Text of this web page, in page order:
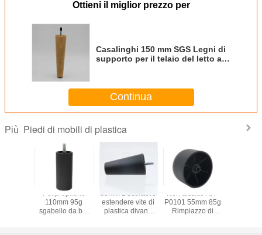
Ottieni il miglior prezzo per
Casalinghi 150 mm SGS Legni di
supporto per il telaio del letto a
Continua
Più Piedi di mobili di plastica
Polipropilene
110mm 95g
sgabello da bar
60mm Decorative
estendere vite di
plastica divano
Non tossico KR-
P0101 55mm 85g
Rimpiazzo di